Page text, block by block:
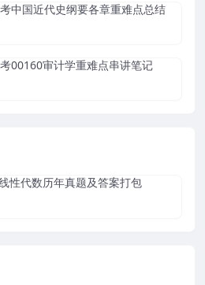
考中国近代史纲要各章重难点总结
考00160审计学重难点串讲笔记
性代数历年真题及答案打包